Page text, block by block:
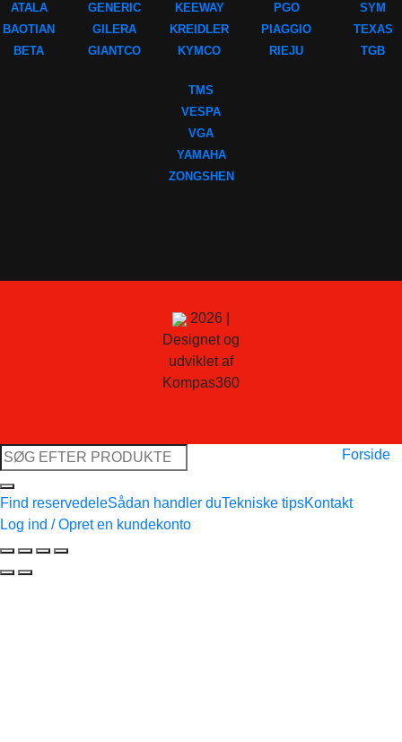
ATALA
BAOTIAN
BETA
GENERIC
GILERA
GIANTCO
KEEWAY
KREIDLER
KYMCO
PGO
PIAGGIO
RIEJU
SYM
TEXAS
TGB
TMS
VESPA
VGA
YAMAHA
ZONGSHEN
2026 |
Designet og
udviklet af
Kompas360
Søg
efter:
Forside
Find reservedeleSådan handler duTekniske tipsKontakt
Log ind / Opret en kundekonto